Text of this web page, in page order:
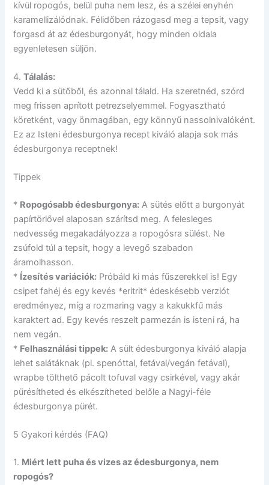
kívül ropogós, belül puha nem lesz, és a szélei enyhén
karamellizálódnak. Félidőben rázogasd meg a tepsit, vagy
forgasd át az édesburgonyát, hogy minden oldala
egyenletesen süljön.
4.Tálalás:
Vedd ki a sütőből, és azonnal tálald. Ha szeretnéd, szórd
meg frissen aprított petrezselyemmel. Fogyasztható
köretként, vagy önmagában, egy könnyű nassolnivalóként.
Ez az Isteni édesburgonya recept kiváló alapja sok más
édesburgonya receptnek!
Tippek
* Ropogósabb édesburgonya: A sütés előtt a burgonyát
papírtörlővel alaposan szárítsd meg. A felesleges
nedvesség megakadályozza a ropogósra sülést. Ne
zsúfold túl a tepsit, hogy a levegő szabadon
áramolhasson.
* Ízesítés variációk: Próbáld ki más fűszerekkel is! Egy
csipet fahéj és egy kevés *eritrit* édeskésebb verziót
eredményez, míg a rozmaring vagy a kakukkfű más
karaktert ad. Egy kevés reszelt parmezán is isteni rá, ha
nem vegán.
* Felhasználási tippek: A sült édesburgonya kiváló alapja
lehet salátáknak (pl. spenóttal, fetával/vegán fetával),
wrapbe tölthető pácolt tofuval vagy csirkével, vagy akár
pürésítheted és elkészítheted belőle a Nagyi-féle
édesburgonya pürét.
5 Gyakori kérdés (FAQ)
1. Miért lett puha és vizes az édesburgonya, nem
ropogós?